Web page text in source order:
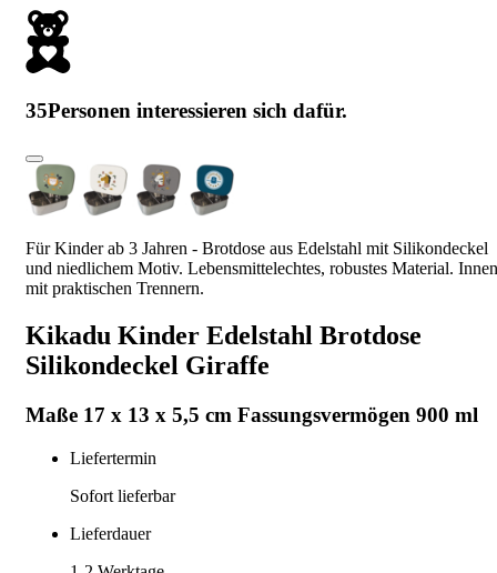
35Personen interessieren sich dafür.
Für Kinder ab 3 Jahren - Brotdose aus Edelstahl mit Silikondeckel
und niedlichem Motiv. Lebensmittelechtes, robustes Material. Innen
mit praktischen Trennern.
Kikadu Kinder Edelstahl Brotdose
Silikondeckel Giraffe
Maße 17 x 13 x 5,5 cm Fassungsvermögen 900 ml
Liefertermin
Sofort lieferbar
Lieferdauer